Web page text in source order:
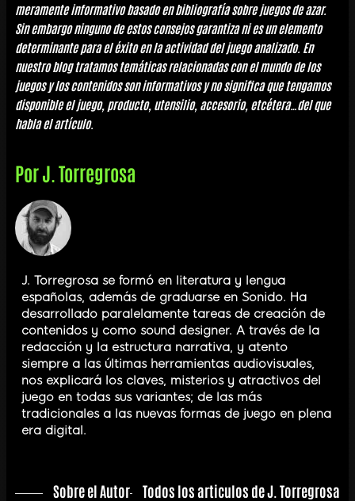
meramente informativo basado en bibliografía sobre juegos de azar.
Sin embargo ninguno de estos consejos garantiza ni es un elemento
determinante para el éxito en la actividad del juego analizado. En
nuestro blog tratamos temáticas relacionadas con el mundo de los
juegos y los contenidos son informativos y no significa que tengamos
disponible el juego, producto, utensilio, accesorio, etcétera…del que
habla el artículo.
PorJ. Torregrosa
J. Torregrosa se formó en literatura y lengua
españolas, además de graduarse en Sonido. Ha
desarrollado paralelamente tareas de creación de
contenidos y como sound designer. A través de la
redacción y la estructura narrativa, y atento
siempre a las últimas herramientas audiovisuales,
nos explicará los claves, misterios y atractivos del
juego en todas sus variantes; de las más
tradicionales a las nuevas formas de juego en plena
era digital.
Sobre el Autor Todos los articulos de J. Torregrosa